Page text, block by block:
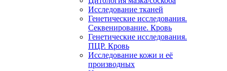
Исследование тканей
Генетические исследования.
Секвенирование. Кровь
Генетические исследования.
ПЦР. Кровь
Исследование кожи и её
производных